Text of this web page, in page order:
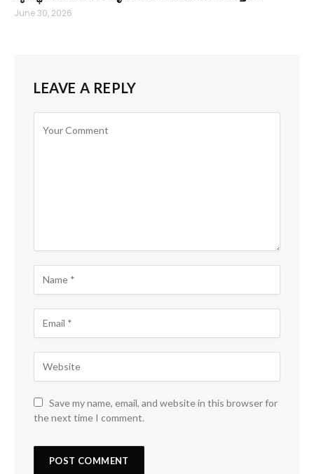
June 30, 2026
LEAVE A REPLY
Save my name, email, and website in this browser for
the next time I comment.